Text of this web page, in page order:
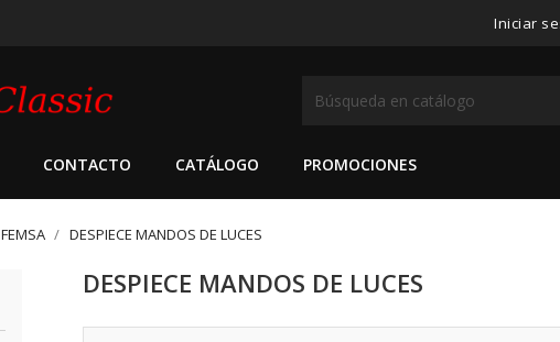
Iniciar
CONTACTO CATÁLOGO PROMOCIONES
FEMSA DESPIECE MANDOS DE LUCES
DESPIECE MANDOS DE LUCES